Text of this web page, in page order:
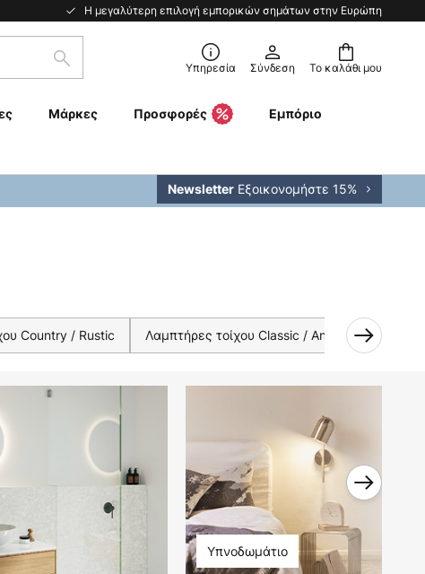
Η μεγαλύτερη επιλογή εμπορικών σημάτων στην Ευρώπη
Το καλάθι μου
Αναζήτηση Υπηρεσία Σύνδεση
Μάρκες Προσφορές Εμπόριο
Newsletter Εξοικονομήστε 15%
Country / Rustic Λαμπτήρες τοίχου Classic / Antique
Υπνοδωμάτιο